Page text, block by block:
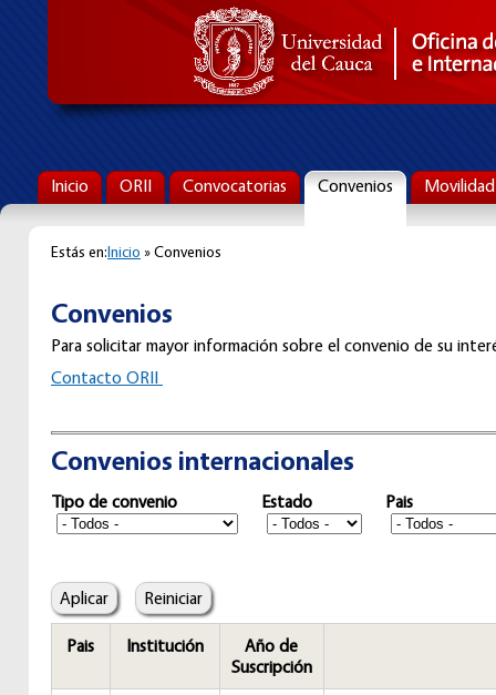
Inicio ORII Convocatorias Convenios Movilidad
Estás en:Inicio » Convenios
Convenios
Para solicitar mayor información sobre el convenio de su
Contacto ORII
Convenios internacionales
Tipo de convenio Estado Pais
Pais Institución
Año de
Suscripción